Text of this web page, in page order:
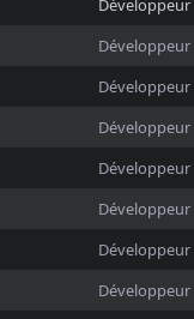
Développeur
Développeur
Développeur
Développeur
Développeur
Développeur
Développeur
Développeur